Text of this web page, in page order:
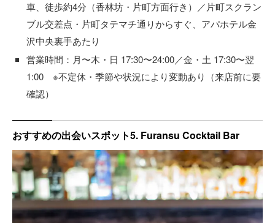
車、徒歩約4分（香林坊・片町方面行き）／片町スクラン
ブル交差点・片町タテマチ通りからすぐ、アパホテル金
沢中央裏手あたり
営業時間：月〜木・日 17:30〜24:00／金・土 17:30〜翌
1:00 ※不定休・季節や状況により変動あり（来店前に要
確認）
おすすめの出会いスポット5. Furansu Cocktail Bar